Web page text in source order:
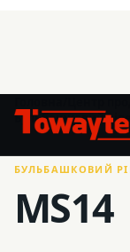
Бульбашковий
БУЛЬБАШКОВИЙ
MS14